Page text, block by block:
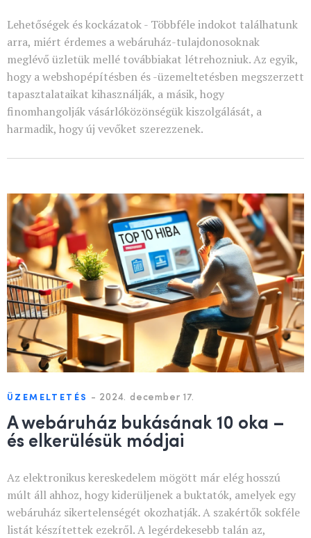
Lehetőségek és kockázatok - Többféle indokot találhatunk
arra, miért érdemes a webáruház-tulajdonosoknak
meglévő üzletük mellé továbbiakat létrehozniuk. Az egyik,
hogy a webshopépítésben és -üzemeltetésben megszerzett
tapasztalataikat kihasználják, a másik, hogy
finomhangolják vásárlóközönségük kiszolgálását, a
harmadik, hogy új vevőket szerezzenek.
ÜZEMELTETÉS - 2024. december 17.
A webáruház bukásának 10 oka –
és elkerülésük módjai
Az elektronikus kereskedelem mögött már elég hosszú
múlt áll ahhoz, hogy kiderüljenek a buktatók, amelyek egy
webáruház sikertelenségét okozhatják. A szakértők sokféle
listát készítettek ezekről. A legérdekesebb talán az,